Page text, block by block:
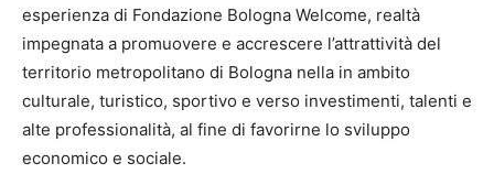
esperienza di Fondazione Bologna Welcome, realtà
impegnata a promuovere e accrescere l’attrattività del
territorio metropolitano di Bologna nella in ambito
culturale, turistico, sportivo e verso investimenti, talenti e
alte professionalità, al fine di favorirne lo sviluppo
economico e sociale.